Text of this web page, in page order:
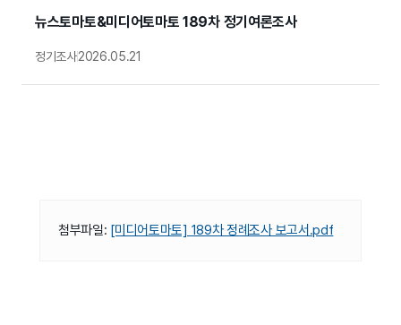
뉴스토마토&미디어토마토 189차 정기여론조사
정기조사2026.05.21
첨부파일: [미디어토마토] 189차 정례조사 보고서.pdf